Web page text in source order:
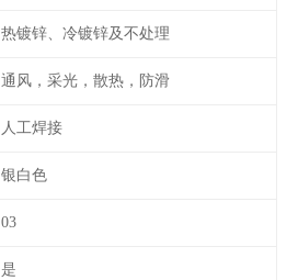
热镀锌、冷镀锌及不处理
通风，采光，散热，防滑
人工焊接
银白色
03
是